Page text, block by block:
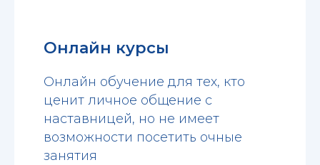
Онлайн курсы
Онлайн обучение для тех, кто
ценит личное общение с
наставницей, но не имеет
возможности посетить очные
занятия